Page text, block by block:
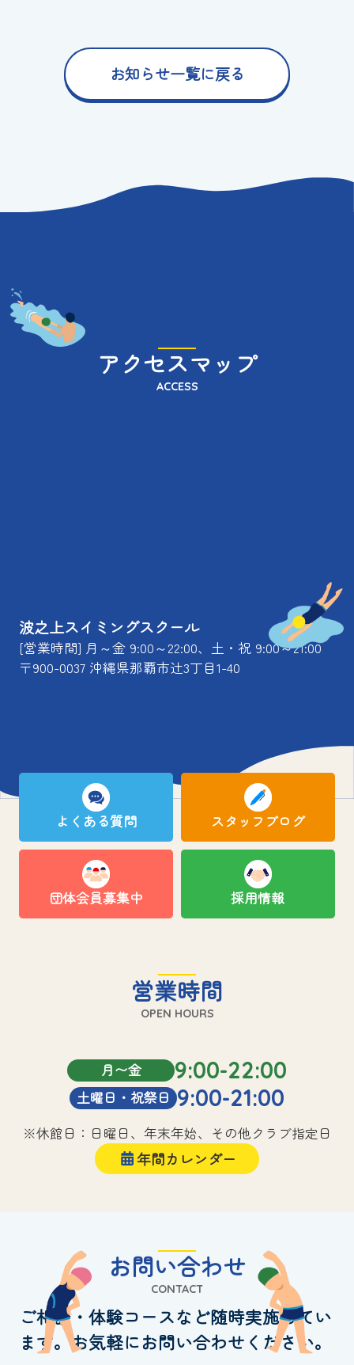
お知らせ一覧に戻る
アクセスマップ
ACCESS
波之上スイミングスクール
[営業時間] 月～金 9:00～22:00、土・祝 9:00～21:00
〒900-0037 沖縄県那覇市辻3丁目1-40
よくある質問 スタッフブログ
団体会員募集中 採用情報
営業時間
OPEN HOURS
月〜金 9:00-22:00
土曜日・祝祭日 9:00-21:00
※休館日：日曜日、年末年始、その他クラブ指定日
年間カレンダー
お問い合わせ
CONTACT
ご相談・体験コースなど随時実施してい
ます。お気軽にお問い合わせください。